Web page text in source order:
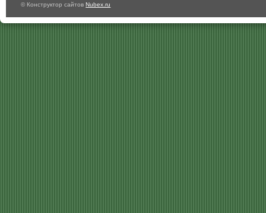
© Конструктор сайтовNubex.ru